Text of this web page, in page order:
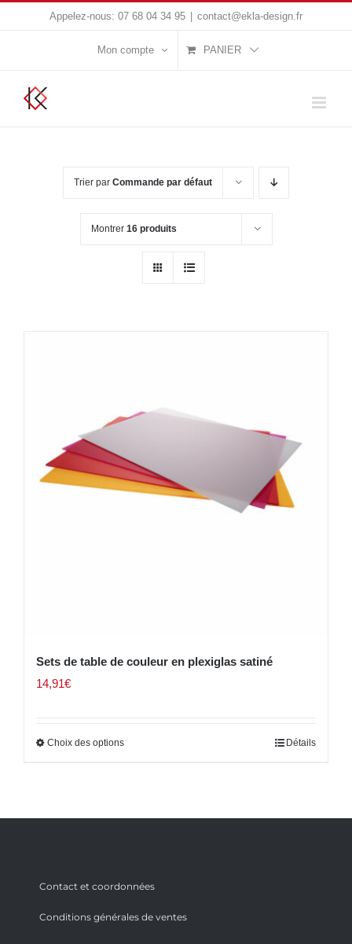
Appelez-nous: 07 68 04 34 95 contact@ekla-design.fr
Mon compte PANIER
Trier par Commande par défaut
Montrer 16 produits
Sets de table de couleur en plexiglas satiné
14,91€
Choix des options Détails
Contact et coordonnées
Conditions générales de ventes